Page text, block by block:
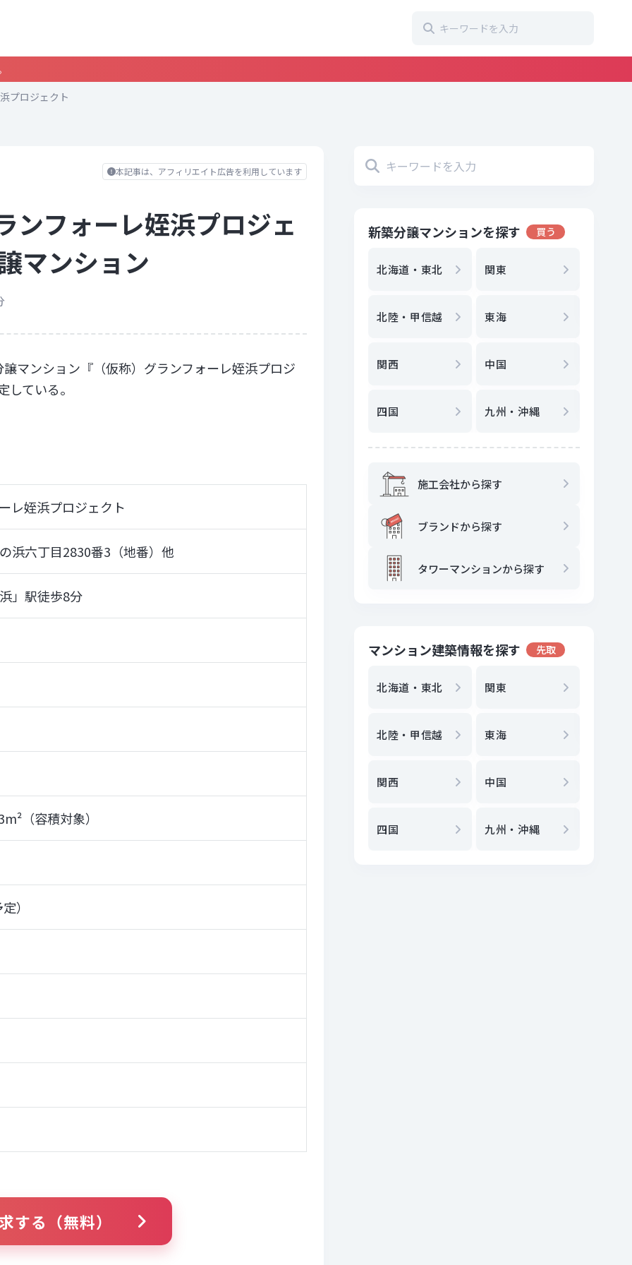
プロジェクト
本記事は、アフィリエイト広告を利用しています
ンフォーレ姪浜プロジェ
マンション
マンション『（仮称）グランフォーレ姪浜プロジ
ている。
レ姪浜プロジェクト
浜六丁目2830番3（地番）他
」駅徒歩8分
（容積対象）
）
する（無料）
新築分譲マンションを探す 買う
北海道・東北 関東
北陸・甲信越 東海
関西 中国
四国 九州・沖縄
施工会社から探す
ブランドから探す
タワーマンションから探す
マンション建築情報を探す 先取
北海道・東北 関東
北陸・甲信越 東海
関西 中国
四国 九州・沖縄